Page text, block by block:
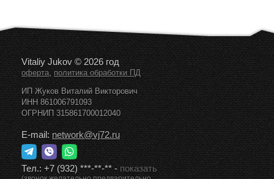
Vitaliy Jukov © 2026 год
оферта,политика обработки ПД
ИП Жуков Виталий Викторович
ИНН 861006791093
ОГРНИП 315861700012040
E-mail:network@vj72.ru
Тел.:+7 (932) ***-**-**-показать